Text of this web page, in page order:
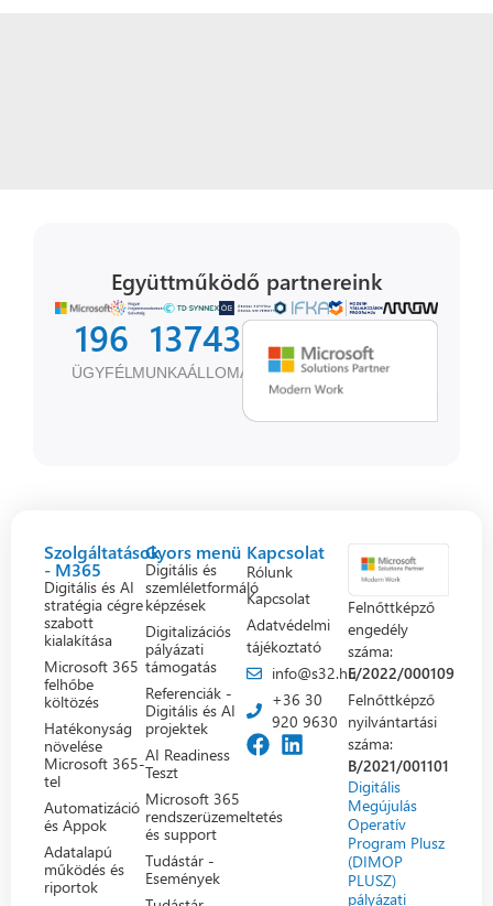
Együttműködő partnereink
ÜGYFÉL
196
MUNKAÁLLOMÁS
13799
Szolgáltatások
- M365
Digitális és AI
stratégia cégre
szabott
kialakítása
Microsoft 365
felhőbe
költözés
Hatékonyság
növelése
Microsoft 365-
tel
Automatizáció
és Appok
Adatalapú
működés és
riportok
Gyors menü
Digitális és
szemléletformáló
képzések
Digitalizációs
pályázati
támogatás
Referenciák -
Digitális és AI
projektek
AI Readiness
Teszt
Microsoft 365
rendszerüzemeltetés
és support
Tudástár -
Események
Kapcsolat
Rólunk
Kapcsolat
Adatvédelmi
tájékoztató
info@s32.hu
+36 30
920 9630
Felnőttképző
engedély
száma:
E/2022/000109
Felnőttképző
nyilvántartási
száma:
B/2021/001101
Digitális
Megújulás
Operatív
Program Plusz
(DIMOP
PLUSZ)
pályázati